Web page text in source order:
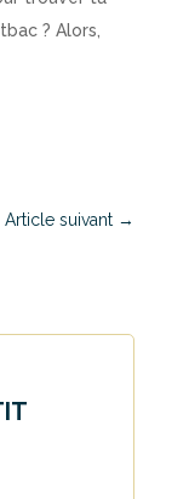
? Alors,
Article suivant →